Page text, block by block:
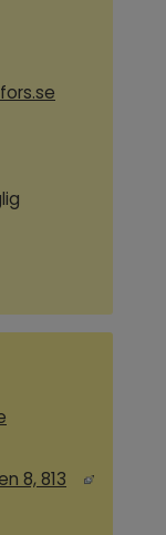
8, 813